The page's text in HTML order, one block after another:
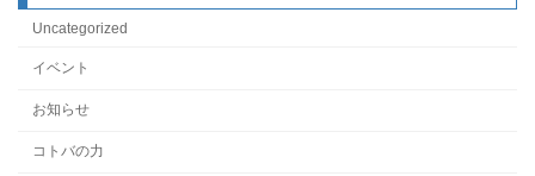
Uncategorized
イベント
お知らせ
コトバの力